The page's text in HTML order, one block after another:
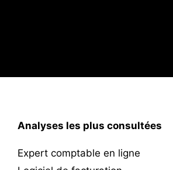
Analyses les plus consultées
Expert comptable en ligne